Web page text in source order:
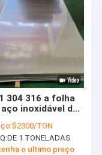
304 316 a folha
aço inoxidável do
2b laminou
$2300/TON
DE 1 TONELADAS
o ultimo preço